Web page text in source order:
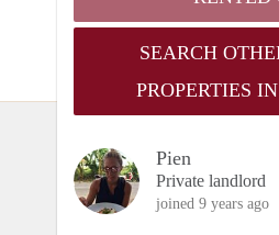
SEARCH
PROPERTIES
Pien
Private landlord
joined 9 years ago